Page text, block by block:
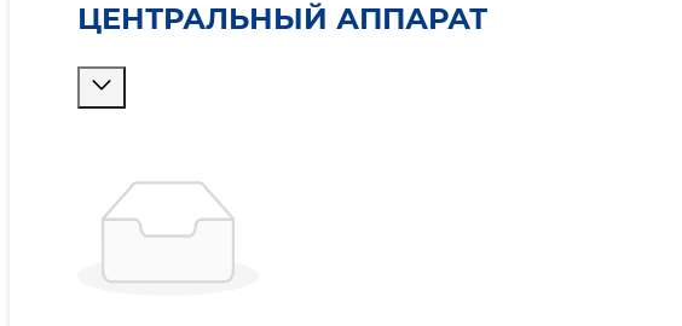
ЦЕНТРАЛЬНЫЙ АППАРАТ